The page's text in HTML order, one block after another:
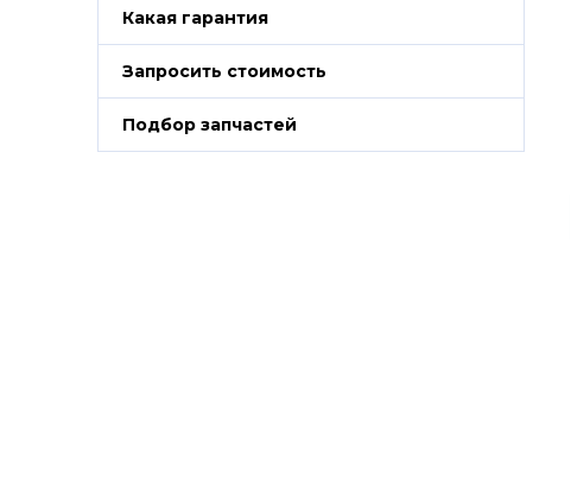
Какая гарантия
Запросить стоимость
Подбор запчастей